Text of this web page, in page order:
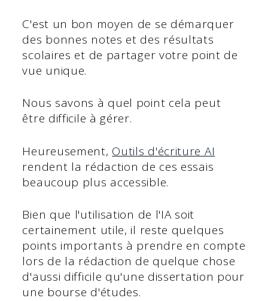
C'est un bon moyen de se démarquer
des bonnes notes et des résultats
scolaires et de partager votre point de
vue unique.
Nous savons à quel point cela peut
être difficile à gérer.
Heureusement, Outils d'écriture AI
rendent la rédaction de ces essais
beaucoup plus accessible.
Bien que l'utilisation de l'IA soit
certainement utile, il reste quelques
points importants à prendre en compte
lors de la rédaction de quelque chose
d'aussi difficile qu'une dissertation pour
une bourse d'études.